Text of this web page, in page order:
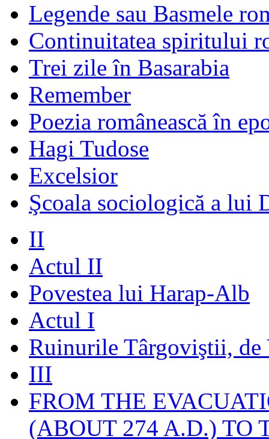
Legende sau Basmele
Continuitatea spiritului
Trei zile în Basarabia
Remember
Poezia românească în
Hagi Tudose
Excelsior
Şcoala sociologică a lui
II
Actul II
Povestea lui Harap-Alb
Actul I
Ruinurile Târgoviştii, de
III
FROM THE
(ABOUT 274 A.D.) TO